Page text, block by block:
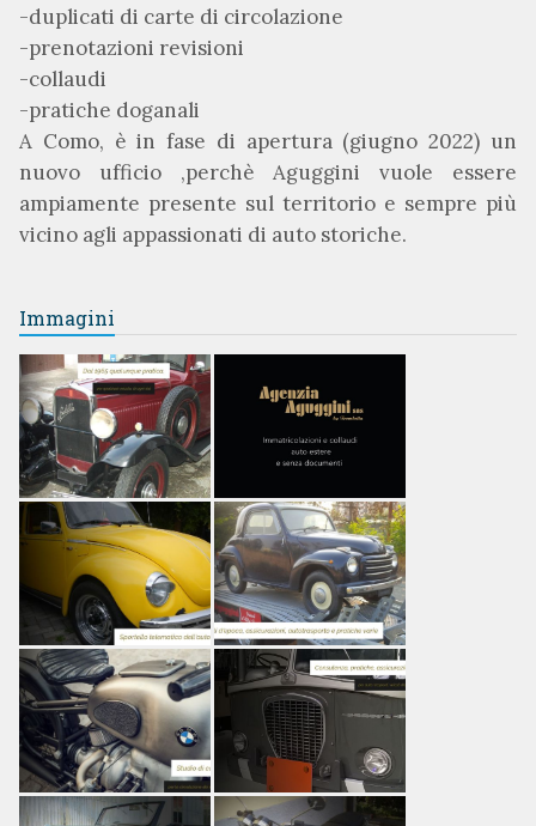
-duplicati di carte di circolazione
-prenotazioni revisioni
-collaudi
-pratiche doganali
A Como, è in fase di apertura (giugno 2022) un
nuovo ufficio ,perchè Aguggini vuole essere
ampiamente presente sul territorio e sempre più
vicino agli appassionati di auto storiche.
Immagini